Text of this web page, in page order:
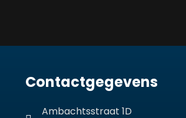
Contactgegevens
Ambachtsstraat 1D